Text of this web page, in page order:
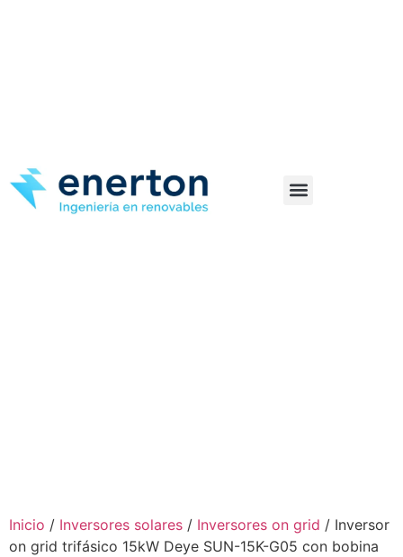
Inicio / Inversores solares / Inversores on grid / Inversor
on grid trifásico 15kW Deye SUN-15K-G05 con bobina